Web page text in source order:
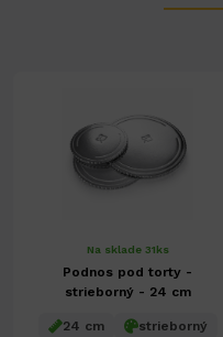
Na sklade 31ks
Podnos pod torty -
strieborný - 24 cm
24 cm
strieborný